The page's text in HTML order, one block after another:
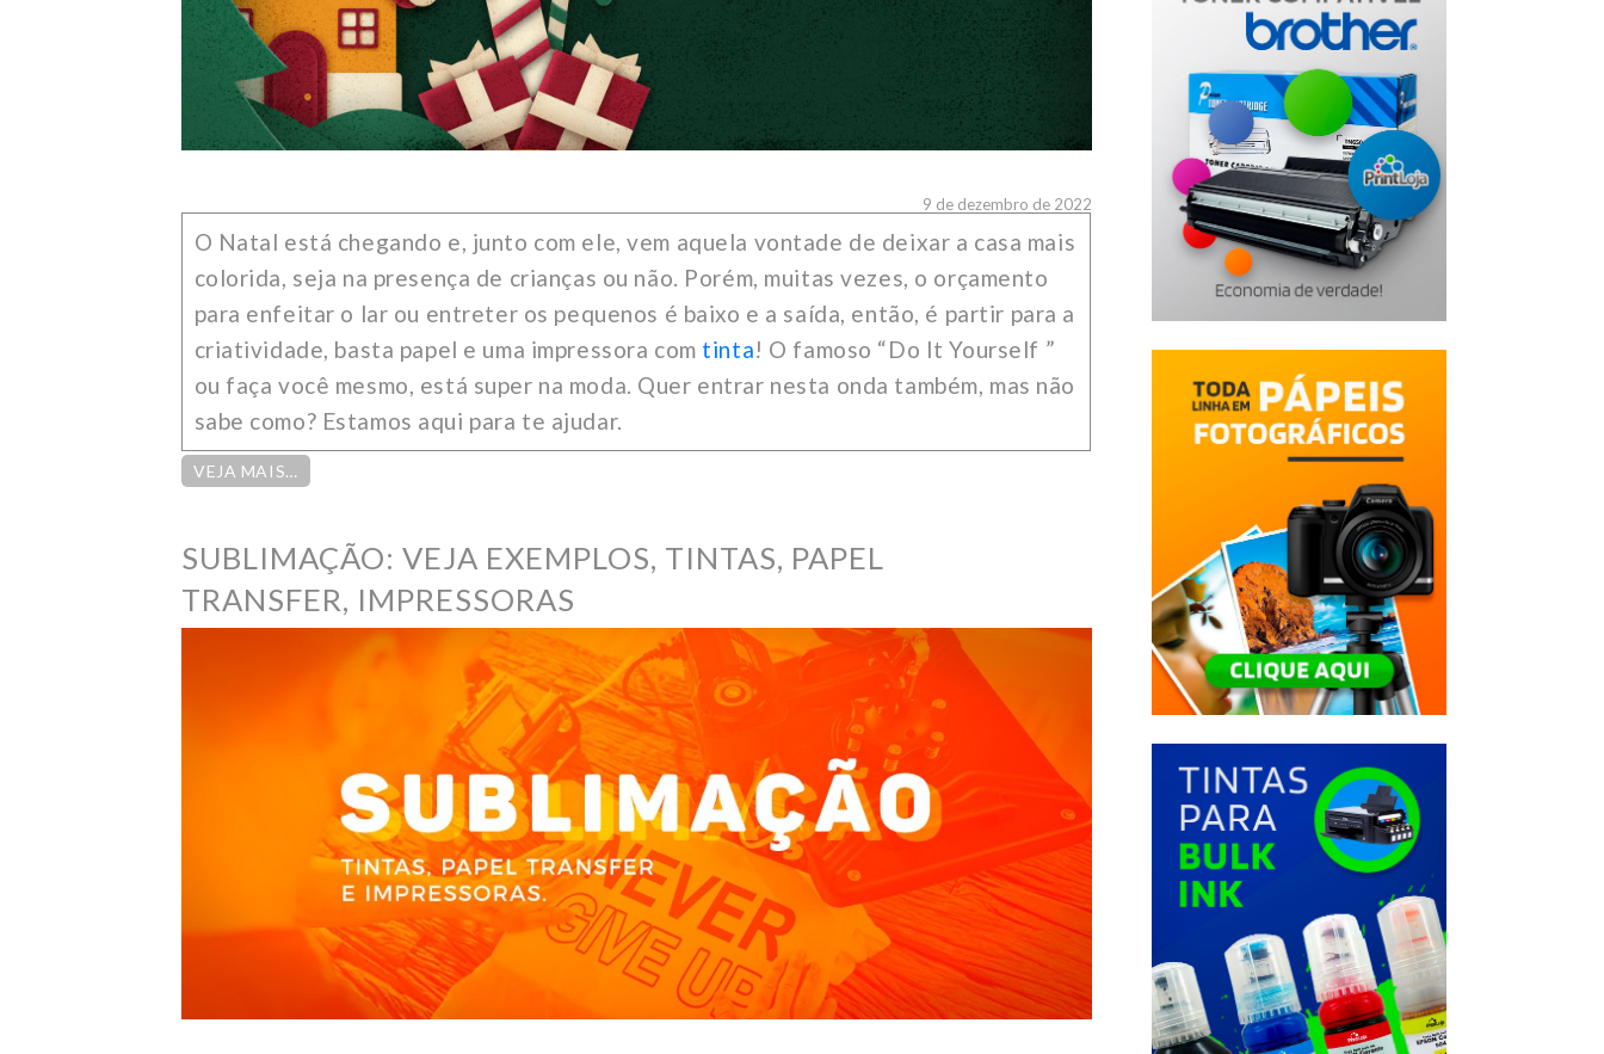
9 de dezembro de 2022
O Natal está chegando e, junto com ele, vem aquela vontade de deixar a casa mais
colorida, seja na presença de crianças ou não. Porém, muitas vezes, o orçamento
para enfeitar o lar ou entreter os pequenos é baixo e a saída, então, é partir para a
criatividade, basta papel e uma impressora com tinta! O famoso “Do It Yourself ”
ou faça você mesmo, está super na moda. Quer entrar nesta onda também, mas não
sabe como? Estamos aqui para te ajudar.
VEJA MAIS…
SUBLIMAÇÃO: VEJA EXEMPLOS, TINTAS, PAPEL
TRANSFER, IMPRESSORAS